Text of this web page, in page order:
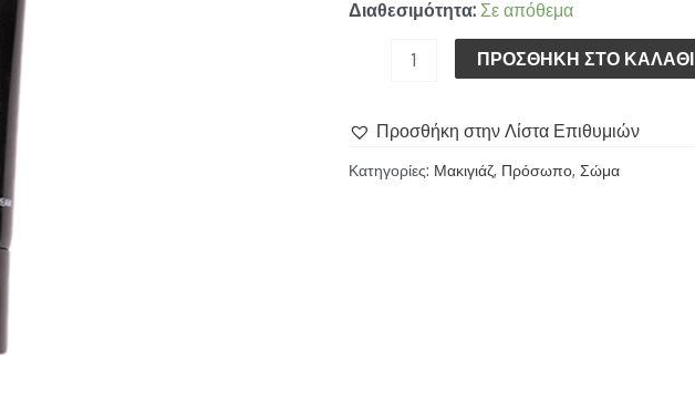
Διαθεσιμότητα: Σε απόθεμα
ποσότητα
ΠΡΟΣΘΉΚΗ ΣΤΟ ΚΑΛΆΘΙ
Προσθήκη στην Λίστα Επιθυμιών
Κατηγορίες: Μακιγιάζ, Πρόσωπο,Σώμα